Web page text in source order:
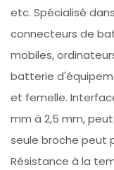
etc. Spécialisé
connecteurs de
mobiles,
batterie
et femelle.
mm à 2,5 mm,
seule broche peut
Résistance à la